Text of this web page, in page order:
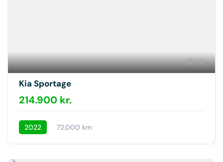
18
Kia Sportage
214.900 kr.
2022 72.000 km